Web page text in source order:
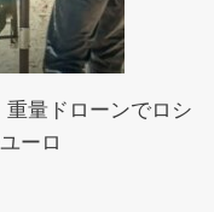
量ドローンでロシ
ーロ